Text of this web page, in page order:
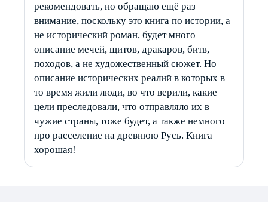
рекомендовать, но обращаю ещё раз
внимание, поскольку это книга по истории, а
не исторический роман, будет много
описание мечей, щитов, дракаров, битв,
походов, а не художественный сюжет. Но
описание исторических реалий в которых в
то время жили люди, во что верили, какие
цели преследовали, что отправляло их в
чужие страны, тоже будет, а также немного
про расселение на древнюю Русь. Книга
хорошая!